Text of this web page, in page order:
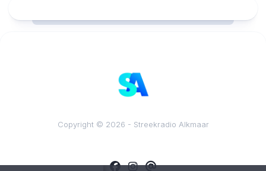
Copyright © 2026 - Streekradio Alkmaar